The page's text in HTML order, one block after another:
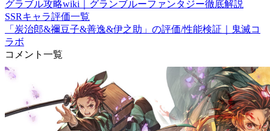
グラブル攻略wiki｜グランブルーファンタジー徹底解説
SSRキャラ評価一覧
「炭治郎&禰豆子&善逸&伊之助」の評価/性能検証｜鬼滅コ
ラボ
コメント一覧